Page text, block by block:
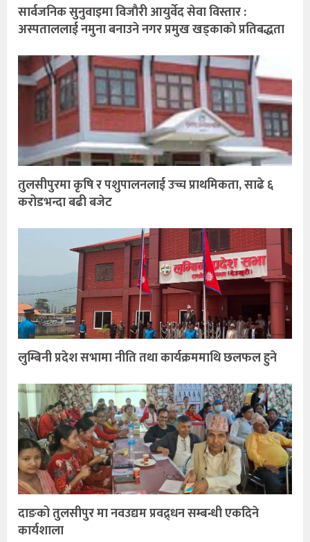
सार्वजनिक सुनुवाइमा विजाैरी आयुर्वेद सेवा विस्तार :
अस्पताललाई नमुना बनाउने नगर प्रमुख खड्काकाे प्रतिबद्धता
तुलसीपुरमा कृषि र पशुपालनलाई उच्च प्राथमिकता, साढे ६
करोडभन्दा बढी बजेट
लुम्बिनी प्रदेश सभामा नीति तथा कार्यक्रममाथि छलफल हुने
दाङको तुलसीपुर मा नवउद्यम प्रवद्र्धन सम्बन्धी एकदिने
कार्यशाला